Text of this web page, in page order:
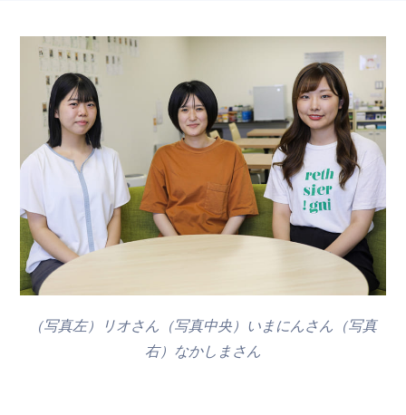
（写真左）リオさん（写真中央）いまにんさん（写真
右）なかしまさん